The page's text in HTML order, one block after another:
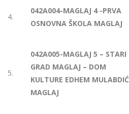
4.
042A004-MAGLAJ 4 -PRVA
OSNOVNA ŠKOLA MAGLAJ
5.
042A005-MAGLAJ 5 – STARI
GRAD MAGLAJ – DOM
KULTURE EDHEM MULABDIĆ
MAGLAJ